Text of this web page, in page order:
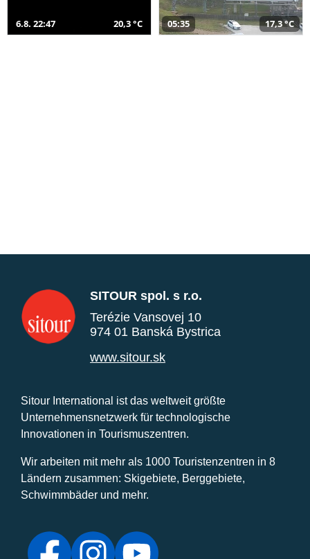
6.8. 22:47 20,3 °C 05:35 17,3 °C
SITOUR spol. s r.o.
Terézie Vansovej 10
974 01 Banská Bystrica
www.sitour.sk
Sitour International ist das weltweit größte
Unternehmensnetzwerk für technologische
Innovationen in Tourismuszentren.
Wir arbeiten mit mehr als 1000 Touristenzentren in 8
Ländern zusammen: Skigebiete, Berggebiete,
Schwimmbäder und mehr.